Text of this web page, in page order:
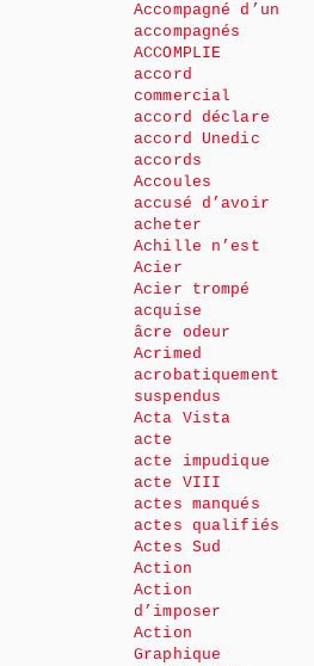
Accompagné d’un
accompagnés
ACCOMPLIE
accord
commercial
accord déclare
accord Unedic
accords
Accoules
accusé d’avoir
acheter
Achille n’est
Acier
Acier trompé
acquise
âcre odeur
Acrimed
acrobatiquement
suspendus
Acta Vista
acte
acte impudique
acte VIII
actes manqués
actes qualifiés
Actes Sud
Action
Action
d’imposer
Action
Graphique